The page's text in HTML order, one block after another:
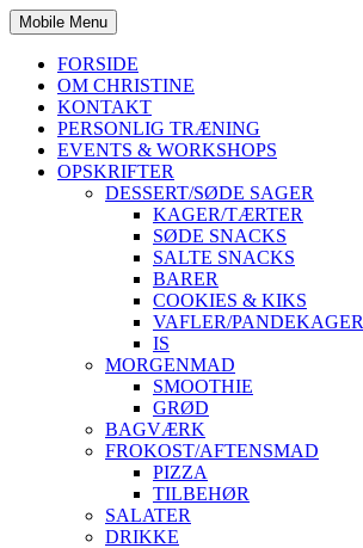
Mobile Menu
FORSIDE
OM CHRISTINE
KONTAKT
PERSONLIG TRÆNING
EVENTS & WORKSHOPS
OPSKRIFTER
DESSERT/SØDE SAGER
KAGER/TÆRTER
SØDE SNACKS
SALTE SNACKS
BARER
COOKIES & KIKS
VAFLER/PANDEKAGER
IS
MORGENMAD
SMOOTHIE
GRØD
BAGVÆRK
FROKOST/AFTENSMAD
PIZZA
TILBEHØR
SALATER
DRIKKE